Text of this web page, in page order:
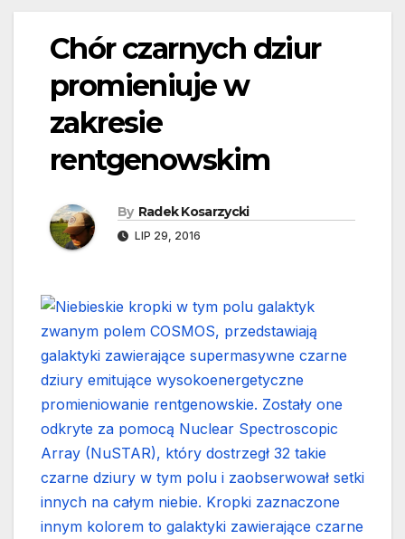
Chór czarnych dziur
promieniuje w
zakresie
rentgenowskim
By Radek Kosarzycki
LIP 29, 2016